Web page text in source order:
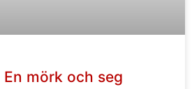
mörk och seg